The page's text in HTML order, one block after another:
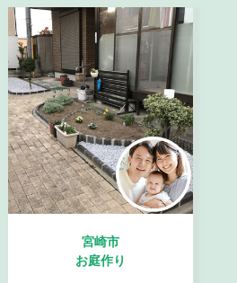
宮崎市
お庭作り